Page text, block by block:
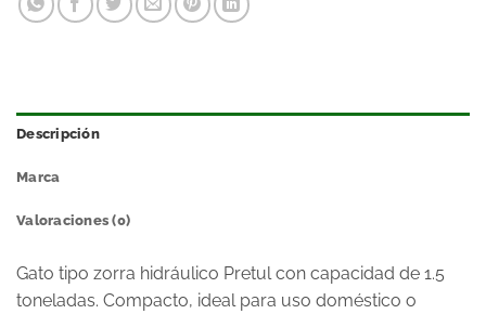
Descripción
Marca
Valoraciones (0)
Gato tipo zorra hidráulico Pretul con capacidad de 1.5
toneladas. Compacto, ideal para uso doméstico o